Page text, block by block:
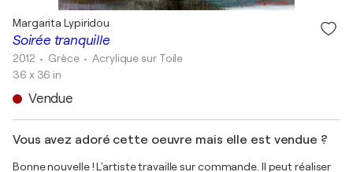
Soirée tranquille
Margarita Lypiridou
2012 • Grèce •Acrylique sur Toile
36 x 36 in
Vendue
Vous avez adoré cette oeuvre mais elle est vendue ?
Bonne nouvelle ! L'artiste travaille sur commande. Il peut réaliser